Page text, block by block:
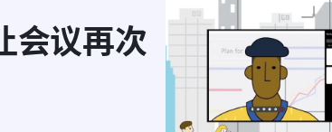
会议再次